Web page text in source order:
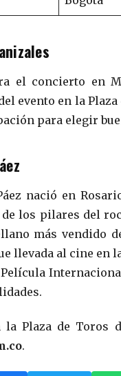
el concierto en
evento en la
para elegir
nació en
los pilares del
más vendido
llevada al cine en
Plaza de Toros
.